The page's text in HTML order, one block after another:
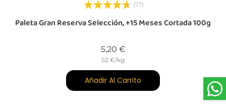
(77)
Paleta Gran Reserva Selección, +15 Meses Cortada 100g
5,20 €Precio
52 €/kg
Añadir Al Carrito